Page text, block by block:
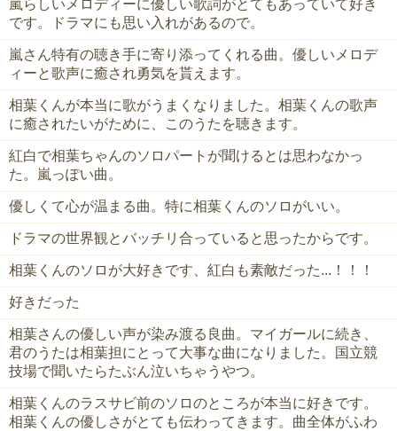
嵐らしいメロディーに優しい歌詞がとてもあっていて好き
です。ドラマにも思い入れがあるので。
嵐さん特有の聴き手に寄り添ってくれる曲。優しいメロデ
ィーと歌声に癒され勇気を貰えます。
相葉くんが本当に歌がうまくなりました。相葉くんの歌声
に癒されたいがために、このうたを聴きます。
紅白で相葉ちゃんのソロパートが聞けるとは思わなかっ
た。嵐っぽい曲。
優しくて心が温まる曲。特に相葉くんのソロがいい。
ドラマの世界観とバッチリ合っていると思ったからです。
相葉くんのソロが大好きです、紅白も素敵だった...！！！
好きだった
相葉さんの優しい声が染み渡る良曲。マイガールに続き、
君のうたは相葉担にとって大事な曲になりました。国立競
技場で聞いたらたぶん泣いちゃうやつ。
相葉くんのラスサビ前のソロのところが本当に好きです。
相葉くんの優しさがとても伝わってきます。曲全体がふわ